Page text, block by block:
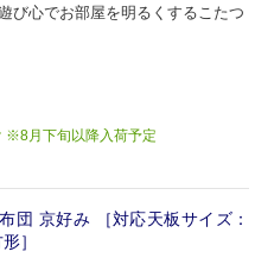
び心でお部屋を明るくするこたつ
※8月下旬以降入荷予定
団 京好み ［対応天板サイズ：
］